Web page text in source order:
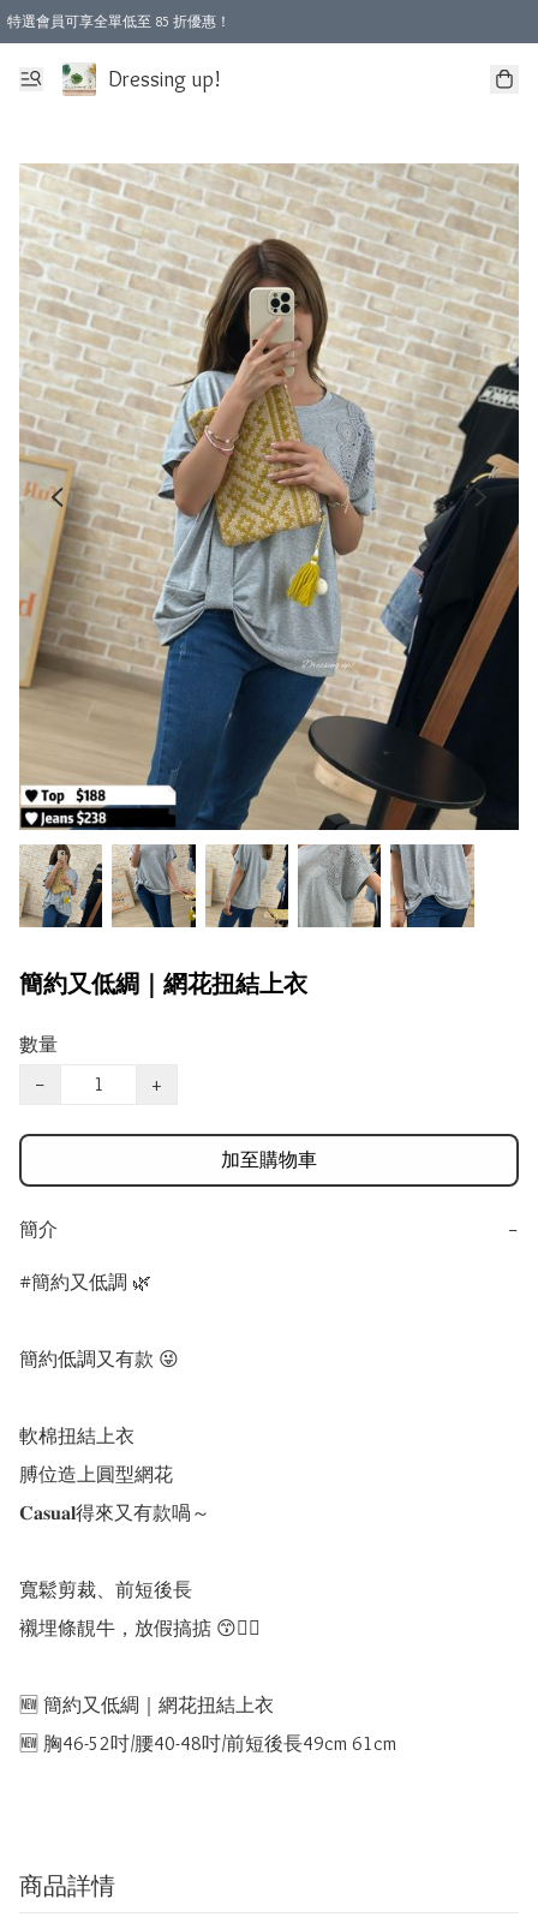
特選會員可享全單低至 85 折優惠！
Dressing up!
簡約又低綢｜網花扭結上衣
數量
−
+
加至購物車
簡介 −
#簡約又低調 🌿
簡約低調又有款 😜
軟棉扭結上衣
膊位造上圓型網花
𝐂𝐚𝐬𝐮𝐚𝐥得來又有款喎～
寬鬆剪裁、前短後長
襯埋條靚牛，放假搞掂 😙✌🏻
🆕 簡約又低綢｜網花扭結上衣
🆕 胸46-52吋/腰40-48吋/前短後長49cm 61cm
商品詳情